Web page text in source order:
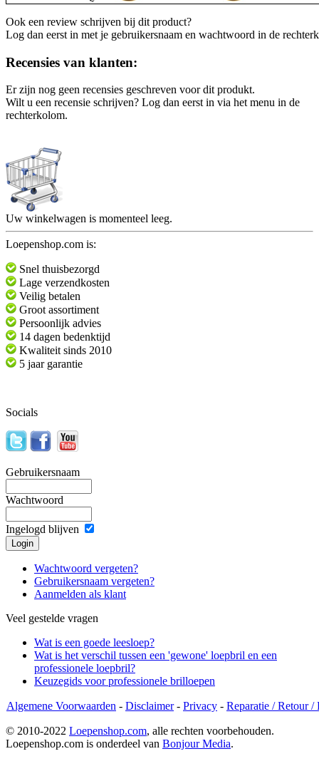
Ook een review schrijven bij dit product?
Log dan eerst in met je gebruikersnaam en wachtwoord in de
Recensies van klanten:
Er zijn nog geen recensies geschreven voor dit produkt.
Wilt u een recensie schrijven? Log dan eerst in via het menu in de
rechterkolom.
Uw winkelwagen is momenteel leeg.
Loepenshop.com is:
Snel thuisbezorgd
Lage verzendkosten
Veilig betalen
Groot assortiment
Persoonlijk advies
14 dagen bedenktijd
Kwaliteit sinds 2010
5 jaar garantie
Socials
Gebruikersnaam
Wachtwoord
Ingelogd blijven
Wachtwoord vergeten?
Gebruikersnaam vergeten?
Aanmelden als klant
Veel gestelde vragen
Wat is een goede leesloep?
Wat is het verschil tussen een 'gewone' loepbril en een
professionele loepbril?
Keuzegids voor professionele brilloepen
Algemene Voorwaarden - Disclaimer- Privacy - Reparatie / Retour /
© 2010-2022 Loepenshop.com, alle rechten voorbehouden.
Loepenshop.com is onderdeel van Bonjour Media.